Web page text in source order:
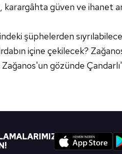
tercihlerinizi aşağıda yer alan
Verilerin Korunması Kanunu
olarak kullanılan çerezlerle
güven ve ihanet
şüphelerden
içine çekilecek?
gözünde